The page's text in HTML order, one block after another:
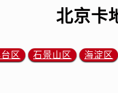
北京卡
区 石景山区 海淀区